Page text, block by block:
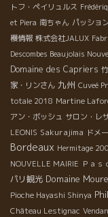
トフ・ペイリュルス
et Piera 南ちゃん パッショ
穫情報 株式会社JALUX
Descombes Beaujolais
Domaine des Capriers
家・リンさん 九州 Cuveé
totale 2018 Martine
アン・ボッシュ サロン・レ
LEONIS Sakurajima ドメ
Bordeaux Hermitage
NOUVELLE MAIRIE Ｐａ
パリ観光 Domaine
Pioche Hayashi Shinya
Château Lestignac